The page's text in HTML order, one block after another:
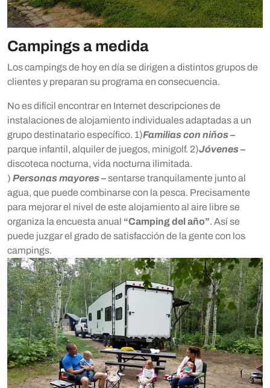
Campings a medida
Los campings de hoy en día se dirigen a distintos grupos de
clientes y preparan su programa en consecuencia.
No es difícil encontrar en Internet descripciones de
instalaciones de alojamiento individuales adaptadas a un
grupo destinatario específico. 1)Familias con niños –
parque infantil, alquiler de juegos, minigolf. 2)Jóvenes –
discoteca nocturna, vida nocturna ilimitada.
) Personas mayores –sentarse tranquilamente junto al
agua, que puede combinarse con la pesca. Precisamente
para mejorar el nivel de este alojamiento al aire libre se
organiza la encuesta anual “Camping del año”. Así se
puede juzgar el grado de satisfacción de la gente con los
campings.